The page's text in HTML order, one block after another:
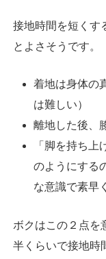
接地時間を短くす
とよさそうです。
着地は身体の
は難しい）
離地した後、
「脚を持ち
のようにする
な意識で素早
ボクはこの２点を
半くらいで接地